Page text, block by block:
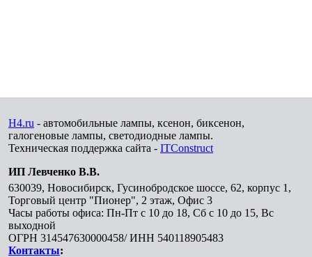
H4.ru - автомобильные лампы, ксенон, биксенон,
галогеновые лампы, светодиодные лампы.
Техническая поддержка сайта - ITConstruct
ИП Левченко В.В.
630039, Новосибирск, Гусинобродское шоссе, 62, корпус 1,
Торговый центр "Пионер", 2 этаж, Офис 3
Часы работы офиса: Пн-Пт с 10 до 18, Сб с 10 до 15, Вс
выходной
ОГРН 314547630000458/ ИНН 540118905483
Контакты: